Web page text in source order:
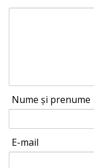
Nume și prenume
E-mail